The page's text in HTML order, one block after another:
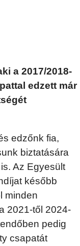
a 2017/2018-
edzett már
edzőnk fia,
biztatására
Az Egyesült
később
minden
2021-től 2024-
pedig
csapatát